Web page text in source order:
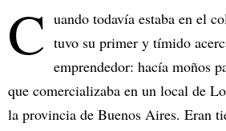
C uando todavía estaba en el
tuvo su primer y tímido
emprendedor: hacía moños
que comercializaba en un local de
la provincia de Buenos Aires. Eran